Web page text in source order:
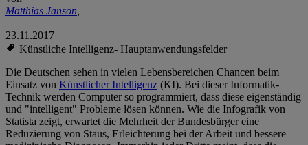
Matthias Janson,
23.11.2017
Künstliche Intelligenz- Hauptanwendungsfelder
Die Deutschen sehen in vielen Lebensbereichen Chancen beim
Einsatz von Künstlicher Intelligenz (KI). Bei dieser Informatik-
Technik werden Computer so programmiert, dass diese eigenständig
und "intelligent" Probleme lösen können. Wie die Infografik von
Statista zeigt, erwartet die Mehrheit der Bundesbürger eine
Reduzierung von Staus, Erleichterung bei der Arbeit und bessere